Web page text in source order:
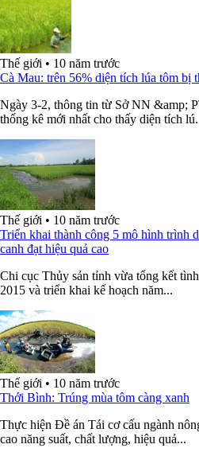
Thế giới • 10 năm trước
​Cà Mau: trên 56% diện tích lúa tôm bị
Ngày 3-2, thông tin từ Sở NN &amp;
thống kê mới nhất cho thấy diện tích
Thế giới • 10 năm trước
Triển khai thành công 5 mô hình trình
canh đạt hiệu quả cao
Chi cục Thủy sản tỉnh vừa tổng kết
2015 và triển khai kế hoạch năm...
Thế giới • 10 năm trước
Thới Bình: Trúng mùa tôm càng xanh
Thực hiện Đề án Tái cơ cấu ngành
cao năng suất, chất lượng, hiệu quả...